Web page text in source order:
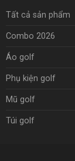
Tất cả sản phẩm
Combo 2026
Áo golf
Phụ kiện golf
Mũ golf
Túi golf